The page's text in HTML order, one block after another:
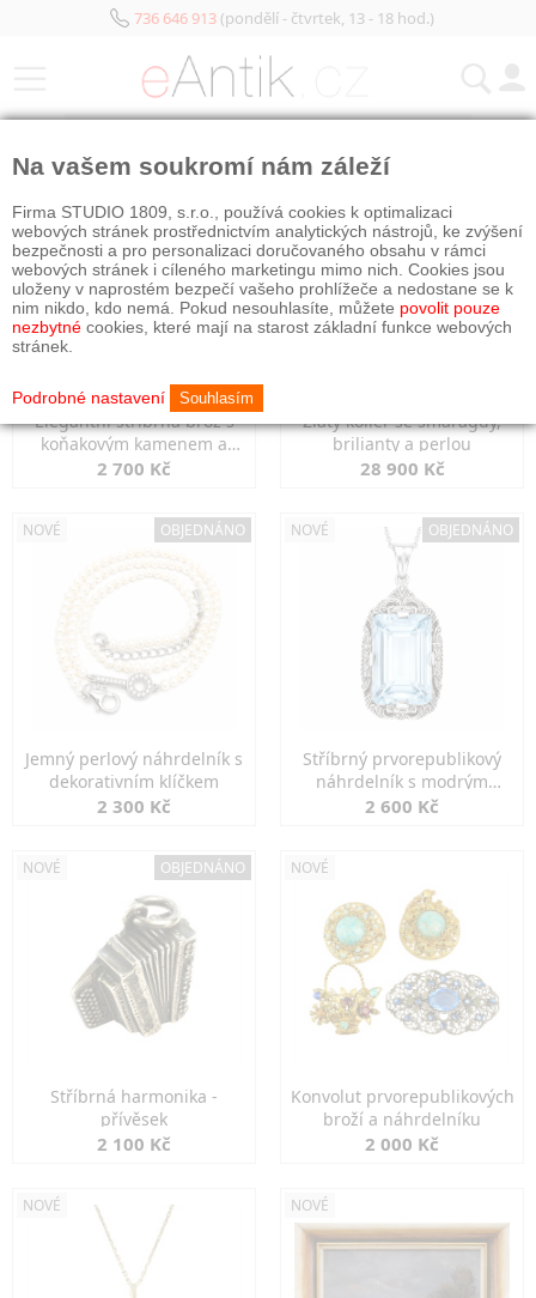
736 646 913(pondělí - čtvrtek, 13 - 18 hod.)
Elegantní stříbrná brož s
koňakovým kamenem a
markazity
2 700 Kč
Zlatý kolier se smaragdy,
brilianty a perlou
28 900 Kč
NOVÉ OBJEDNÁNO
Jemný perlový náhrdelník s
dekorativním klíčkem
2 300 Kč
NOVÉ OBJEDNÁNO
Stříbrný prvorepublikový
náhrdelník s modrým
spinelem
2 600 Kč
NOVÉ OBJEDNÁNO
Stříbrná harmonika -
přívěsek
2 100 Kč
NOVÉ
Konvolut prvorepublikových
broží a náhrdelníku
2 000 Kč
NOVÉ NOVÉ
Na vašem soukromí nám záleží
Firma STUDIO 1809, s.r.o., používá cookies k optimalizaci
webových stránek prostřednictvím analytických nástrojů, ke zvýšení
bezpečnosti a pro personalizaci doručovaného obsahu v rámci
webových stránek i cíleného marketingu mimo nich. Cookies jsou
uloženy v naprostém bezpečí vašeho prohlížeče a nedostane se k
nim nikdo, kdo nemá. Pokud nesouhlasíte, můžete povolit pouze
nezbytné cookies, které mají na starost základní funkce webových
stránek.
Podrobné nastavení Souhlasím